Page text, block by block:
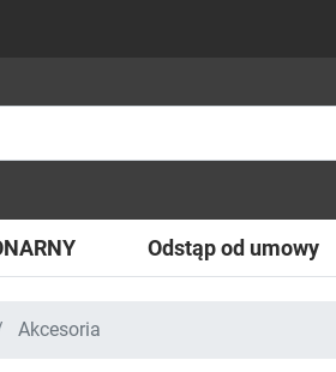
Odstąp od umowy
Akcesoria